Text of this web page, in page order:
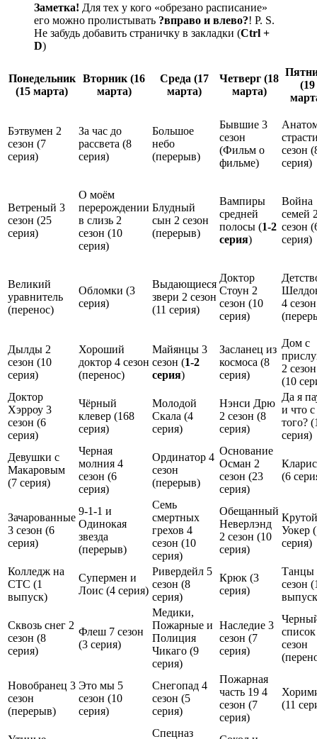
Заметка! Для тех у кого «обрезано расписание»
его можно пролистывать ?вправо и влево?! P. S.
Не забудь добавить страничку в закладки (Ctrl +
D)
Понедельник
(15 марта)
Вторник (16
марта)
Среда (17
марта)
Четверг (18
марта)
(19
Бэтвумен 2
сезон (7
серия)
За час до
рассвета (8
серия)
Большое
небо
(перерыв)
Бывшие 3
сезон
(Фильм о
фильме)
сезон (
серия)
Ветреный 3
сезон (25
серия)
О моём
перерождении
в слизь 2
сезон (10
серия)
Блудный
сын 2 сезон
(перерыв)
Вампиры
средней
полосы (1-2
серия)
Война
семей
сезон (
серия)
Великий
уравнитель
(перенос)
Обломки (3
серия)
Выдающиеся
звери 2 сезон
(11 серия)
Доктор
Стоун 2
сезон (10
серия)
4 сезон
(
Дылды 2
сезон (10
серия)
Хороший
доктор 4 сезон
(перенос)
Майянцы 3
сезон (1-2
серия)
Засланец из
космоса (8
серия)
Дом с
2 сезон
(10
Доктор
Хэрроу 3
сезон (6
серия)
Чёрный
клевер (168
серия)
Молодой
Скала (4
серия)
Нэнси Дрю
2 сезон (8
серия)
Да я
и что с
того? (
серия)
Девушки с
Макаровым
(7 серия)
Черная
молния 4
сезон (6
серия)
Ординатор 4
сезон
(перерыв)
Основание
Осман 2
сезон (23
серия)
(6
Зачарованные
3 сезон (6
серия)
9-1-1 и
Одинокая
звезда
(перерыв)
Семь
смертных
грехов 4
сезон (10
серия)
Обещанный
Неверлэнд
2 сезон (10
серия)
Крутой
Уокер (
серия)
Колледж на
СТС (1
выпуск)
Супермен и
Лоис (4 серия)
Ривердейл 5
сезон (8
серия)
Крюк (3
серия)
Танцы
сезон (
выпуск
Сквозь снег 2
сезон (8
серия)
Флеш 7 сезон
(3 серия)
Медики,
Пожарные и
Полиция
Чикаго (9
серия)
Наследие 3
сезон (7
серия)
сезон
(
Новобранец 3
сезон
(перерыв)
Это мы 5
сезон (10
серия)
Снегопад 4
сезон (5
серия)
Пожарная
часть 19 4
сезон (7
серия)
(11
Спецназ